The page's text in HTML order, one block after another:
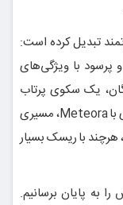
تبدیل کرده است:
پرسود با ویژگی‌های
یک سکوی پرتاب
قدرتمند که دیده‌شدن بی‌نظیر و از طریق همکاری با Meteora، مسیری
هرچند با ریسک بسیار
به پایان برسانیم.